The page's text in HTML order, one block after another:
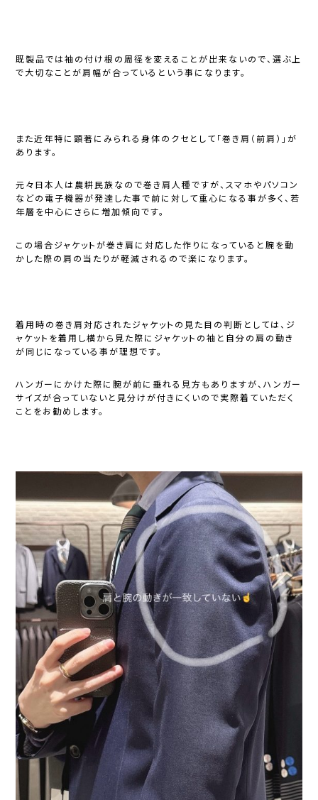
既製品では袖の付け根の周径を変えることが出来ないので、選ぶ上
で大切なことが肩幅が合っているという事になります。
また近年特に顕著にみられる身体のクセとして「巻き肩（前肩）」が
あります。
元々日本人は農耕民族なので巻き肩人種ですが、スマホやパソコン
などの電子機器が発達した事で前に対して重心になる事が多く、若
年層を中心にさらに増加傾向です。
この場合ジャケットが巻き肩に対応した作りになっていると腕を動
かした際の肩の当たりが軽減されるので楽になります。
着用時の巻き肩対応されたジャケットの見た目の判断としては、ジ
ャケットを着用し横から見た際にジャケットの袖と自分の肩の動き
が同じになっている事が理想です。
ハンガーにかけた際に腕が前に垂れる見方もありますが、ハンガー
サイズが合っていないと見分けが付きにくいので実際着ていただく
ことをお勧めします。